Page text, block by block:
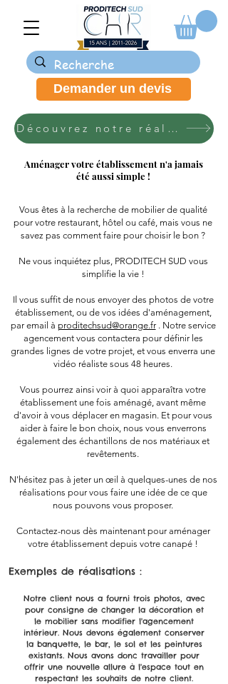
Demander un devis
Découvrez notre réalisation Maki Sushi.
Aménager votre établissement n'a jamais
été aussi simple !
Vous êtes à la recherche de mobilier de qualité
pour votre restaurant, hôtel ou café, mais vous ne
savez pas comment faire pour choisir le bon ?
Ne vous inquiétez plus, PRODITECH SUD vous
simplifie la vie !
Il vous suffit de nous envoyer des photos de votre
établissement, ou de vos idées d'aménagement,
par email à proditechsud@orange.fr. Notre service
agencement vous contactera pour définir les
grandes lignes de votre projet, et vous enverra une
vidéo réaliste sous 48 heures.
Vous pourrez ainsi voir à quoi apparaîtra votre
établissement une fois aménagé, avant même
d'avoir à vous déplacer en magasin. Et pour vous
aider à faire le bon choix, nous vous enverrons
également des échantillons de nos matériaux et
revêtements.
N'hésitez pas à jeter un œil à quelques-unes de nos
réalisations pour vous faire une idée de ce que
nous pouvons vous proposer.
Contactez-nous dès maintenant pour aménager
votre établissement depuis votre canapé !
Exemples de réalisations :
Notre client nous a fourni trois photos, avec
pour consigne de changer la décoration et
le mobilier sans modifier l'agencement
intérieur. Nous devons également conserver
la banquette, le bar, le sol et les peintures
existants. Nous avons donc travailler pour
offrir une nouvelle allure à l'espace tout en
respectant les souhaits de notre client.